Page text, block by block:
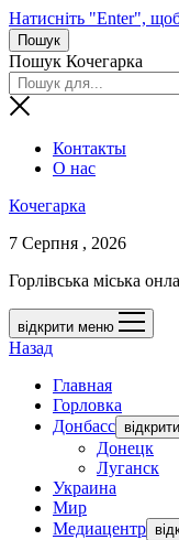
Натисніть "Enter",
Пошук
Пошук Кочегарка
Контакты
О нас
Кочегарка
7 Серпня , 2026
Горлівська міська
відкрити меню
Назад
Главная
Горловка
Донбасс
Донецк
Луганск
Украина
Мир
Медиацентр